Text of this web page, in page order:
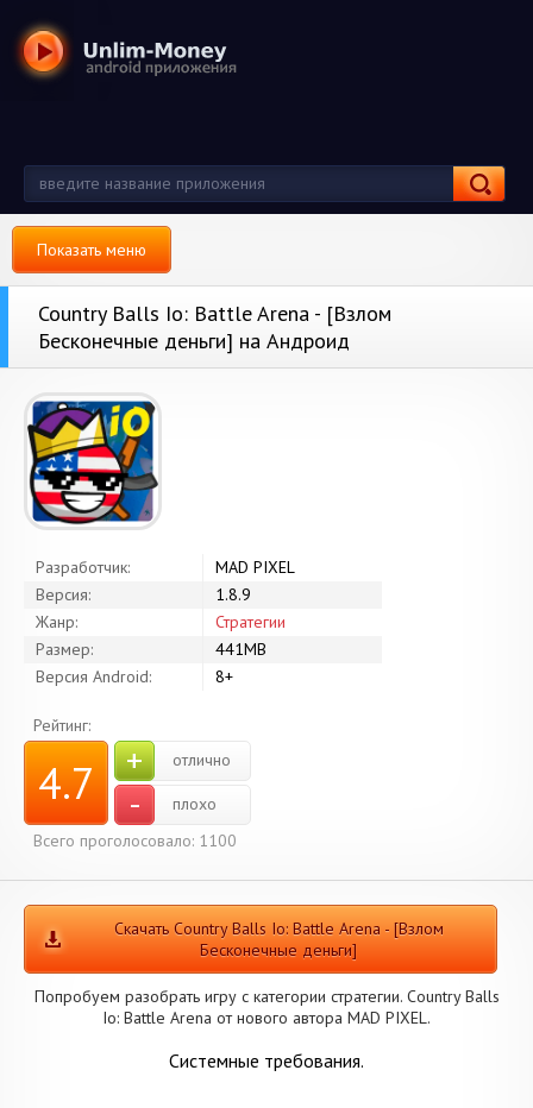
Показать меню
Country Balls Io: Battle Arena - [Взлом
Бесконечные деньги] на Андроид
Разработчик:
MAD PIXEL
Версия:
1.8.9
Жанр:
Стратегии
Размер:
441MB
Версия Android:
8+
Рейтинг:
4.7 + отлично
-
плохо
Всего проголосовало: 1100
Скачать Country Balls Io: Battle Arena - [Взлом
Бесконечные деньги]
Попробуем разобрать игру с категории стратегии. Country Balls
Io: Battle Arena от нового автора MAD PIXEL.
Системные требования.